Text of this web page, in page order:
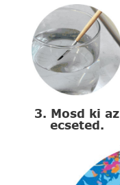
3. Mosd ki az
ecseted.